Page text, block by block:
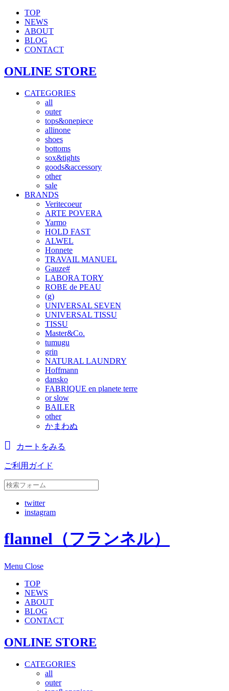
TOP
NEWS
ABOUT
BLOG
CONTACT
ONLINE STORE
CATEGORIES
all
outer
tops&onepiece
allinone
shoes
bottoms
sox&tights
goods&accessory
other
sale
BRANDS
Veritecoeur
ARTE POVERA
Yarmo
HOLD FAST
ALWEL
Honnete
TRAVAIL MANUEL
Gauze#
LABORA TORY
ROBE de PEAU
(g)
UNIVERSAL SEVEN
UNIVERSAL TISSU
TISSU
Master&Co.
tumugu
grin
NATURAL LAUNDRY
Hoffmann
dansko
FABRIQUE en planete terre
or slow
BAILER
other
かまわぬ
カートをみる
ご利用ガイド
twitter
instagram
flannel（フランネル）
Menu Close
TOP
NEWS
ABOUT
BLOG
CONTACT
ONLINE STORE
CATEGORIES
all
outer